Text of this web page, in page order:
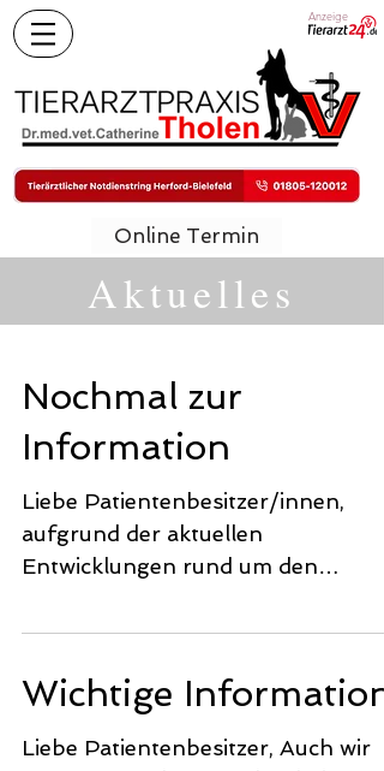
Anzeige
Online Termin
Aktuelles
Nochmal zur
Information
Liebe Patientenbesitzer/innen,
aufgrund der aktuellen
Entwicklungen rund um den
weiterhin telefonisch...
Wichtige Information!
Liebe Patientenbesitzer, Auch wir